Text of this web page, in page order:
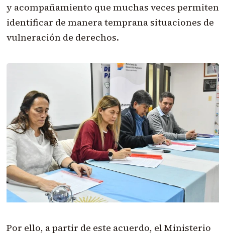
y acompañamiento que muchas veces permiten
identificar de manera temprana situaciones de
vulneración de derechos.
Por ello, a partir de este acuerdo, el Ministerio